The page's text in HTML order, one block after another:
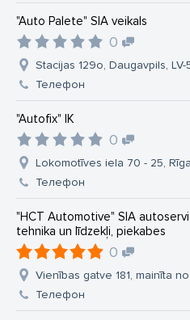
"Auto Palete" SIA veikals
0
Stacijas 129o, Daugavpils, LV-
Телефон
"Autofix" IK
0
Lokomotīves iela 70 - 25,
Телефон
"HCT Automotive" SIA
tehnika un līdzekļi, piekabes
0
Vienības gatve 181, mainīta
Телефон